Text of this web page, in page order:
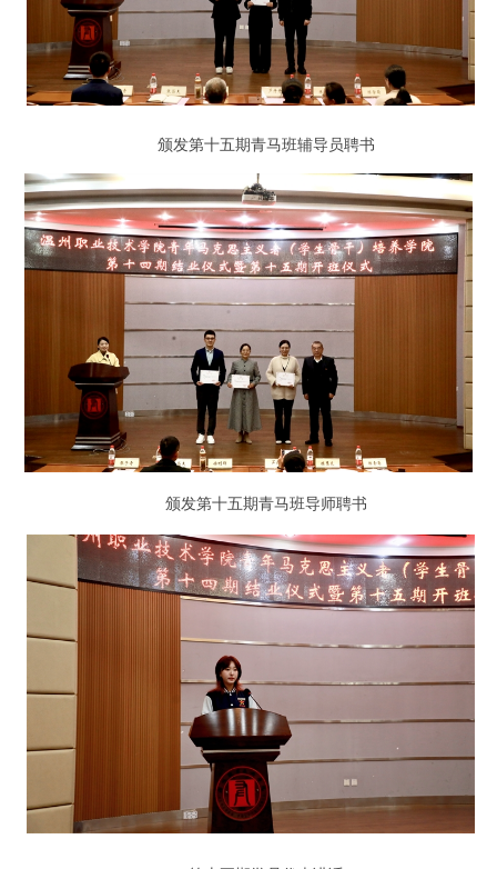
颁发第十五期青马班辅导员聘书
颁发第十五期青马班导师聘书